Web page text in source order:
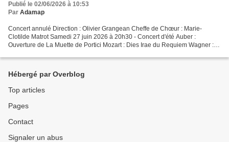
Publié le 02/06/2026 à 10:53
Par Adamap
Concert annulé Direction : Olivier Grangean Cheffe de Chœur : Marie-
Clotilde Matrot Samedi 27 juin 2026 à 20h30 - Concert d'été Auber :
Ouverture de La Muette de Portici Mozart : Dies Irae du Requiem Wagner :
Hébergé par Overblog
Top articles
Pages
Contact
Signaler un abus